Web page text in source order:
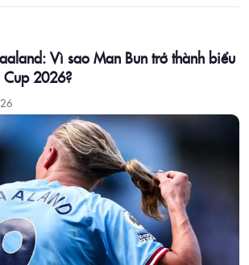
Vì sao Man Bun trở thành biểu
2026?